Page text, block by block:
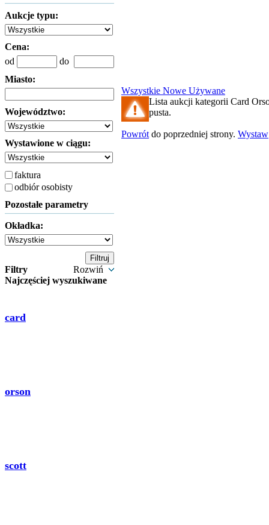
Aukcje typu:
Cena:
od
do
Miasto:
Województwo:
Wystawione w ciągu:
faktura
odbiór osobisty
Pozostałe parametry
Okładka:
Filtry
Rozwiń
Najczęściej wyszukiwane
card
orson
scott
Wszystkie Nowe Używane
Lista aukcji kategorii Card
pusta.
Powrót do poprzedniej strony. Wystaw